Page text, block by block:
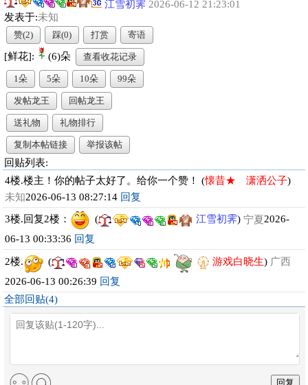
江雪初霁 2026-06-12 21:23:01
发表于:未知
赞(2) 踩(0) 打赏 寄语
[鲜花]: (6)朵 查看收花记录
1朵 5朵 10朵 99朵
发帖龙王 回帖龙王
送礼物 礼物排行
复制本帖链接 举报该帖
回贴列表:
4楼.楼主！你的帖子太好了。给你一个赞！ (懐昔★ 潇洒公子)
未知2026-06-13 08:27:14 回复
3楼.回复2楼： ( 江雪初霁) 宁夏2026-
06-13 00:33:36 回复
2楼. ( 游戏白晓生) 广西
2026-06-13 00:26:39 回复
全部回贴(4)